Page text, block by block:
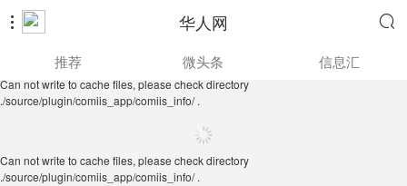
 华人网 
./source/plugin/comiis_app/comiis_info/ .
推荐 微头条 信息汇
Can not write to cache files, please check directory
./source/plugin/comiis_app/comiis_info/ .
Can not write to cache files, please check directory
./source/plugin/comiis_app/comiis_info/ .